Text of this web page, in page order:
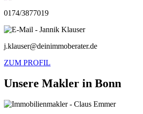
0174/3877019
j.klauser@deinimmoberater.de
ZUM PROFIL
Unsere Makler in Bonn